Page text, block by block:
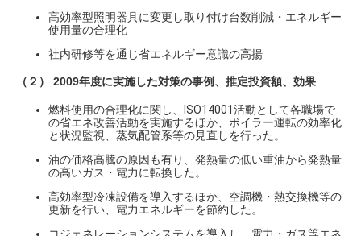
高効率型照明器具に変更し取り付け台数削減・エネルギー
使用量の合理化
社内研修等を通じ省エネルギー意識の高揚
（２） 2009年度に実施した対策の事例、推定投資額、効果
燃料使用の合理化に関し、ISO14001活動として各職場で
の省エネ改善活動を実施するほか、ボイラー運転の効率化
と状況監視、蒸気配管系等の見直しを行った。
油の価格高騰の原因も有り、発熱量の低い重油から発熱量
の高いガス・電力に転換した。
高効率型冷凍設備を導入するほか、空調機・熱交換機等の
更新を行い、電力エネルギーを節約した。